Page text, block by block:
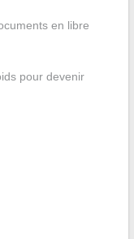
en libre
pour devenir